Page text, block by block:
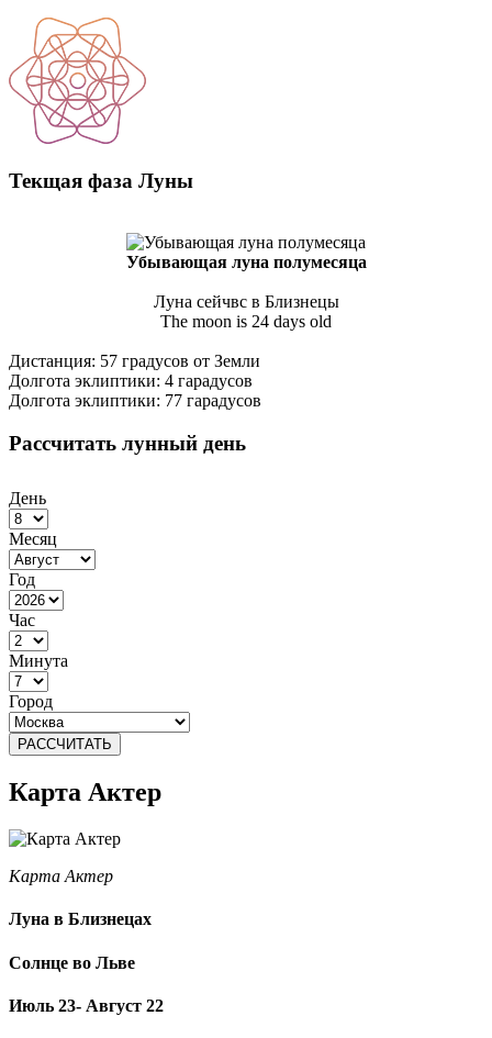
Текщая фаза Луны
Убывающая луна полумесяца
Луна сейчвс в Близнецы
The moon is 24 days old
Дистанция: 57 градусов от Земли
Долгота эклиптики: 4 гарадусов
Долгота эклиптики: 77 гарадусов
Рассчитать лунный день
День
Месяц
Год
Час
Минута
Город
РАССЧИТАТЬ
Карта Актер
Карта Актер
Луна в Близнецах
Солнце во Льве
Июль 23- Август 22